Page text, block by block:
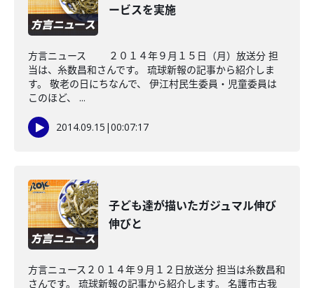
ービスを実施
方言ニュース ２０１４年９月１５日（月）放送分 担
当は、糸数昌和さんです。 琉球新報の記事から紹介しま
す。 敬老の日にちなんで、 伊江村民生委員・児童委員は
このほど、 ...
2014.09.15 |00:07:17
子ども達が描いたガジュマル伸び
伸びと
方言ニュース２０１４年９月１２日放送分 担当は糸数昌和
さんです。 琉球新報の記事から紹介します。 名護市古我